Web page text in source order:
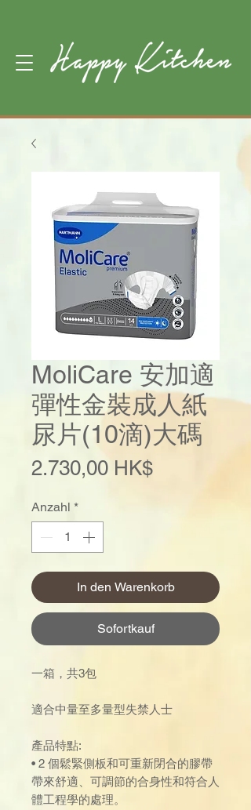
MoliCare 安加適
彈性金裝成人紙
尿片(10滴)大碼
2.730,00 HK$Preis
Anzahl *
In den Warenkorb
Sofortkauf
一箱，共3包
適合中量至多量型失禁人士
產品特點:
• 2 個鬆緊側板和可重新閉合的膠帶
帶來舒適、可調節的合身性和符合人
體工程學的處理。